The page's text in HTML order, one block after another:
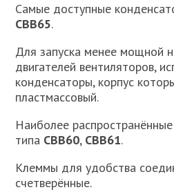
Самые доступные
CBB65.
Для запуска менее мощной
двигателей вентиляторов,
конденсаторы, корпус
пластмассовый.
Наиболее
типа CBB60, CBB61.
Клеммы для удобства
счетверённые.